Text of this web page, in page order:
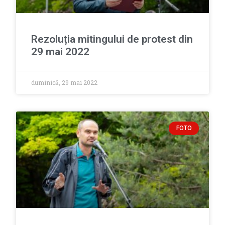
Rezoluția mitingului de protest din
29 mai 2022
duminică, 29 mai 2022
FOTO